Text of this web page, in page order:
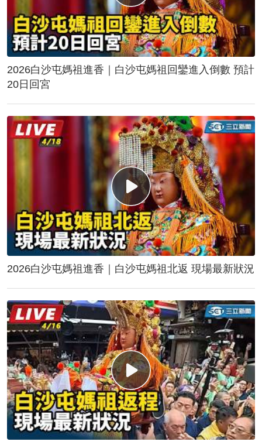
2026白沙屯媽祖進香｜白沙屯媽祖回鑾進入倒數 預計
20日回宮
2026白沙屯媽祖進香｜白沙屯媽祖北返 現場最新狀況